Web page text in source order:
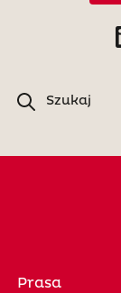
Szukaj
Prasa